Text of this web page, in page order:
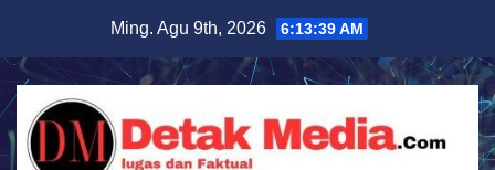
content
Ming. Agu 9th, 2026 6:13:40 AM